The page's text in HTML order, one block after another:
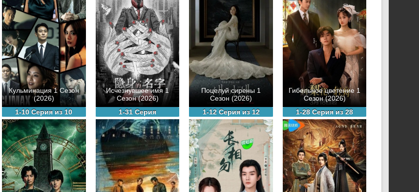
Кульминация 1 Сезон
(2026)
1-10 Серия из 10
Исчезнувшее имя 1
Сезон (2026)
1-31 Серия
Поцелуй сирены 1
Сезон (2026)
1-12 Серия из 12
Гибельное цветение 1
Сезон (2026)
1-28 Серия из 28